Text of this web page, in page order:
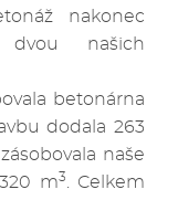
nakonec
dvou našich
betonárna
dodala 263
naše
m3. Celkem